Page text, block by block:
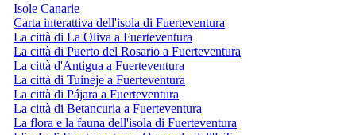
Isole Canarie
Carta interattiva dell'isola di Fuerteventura
La città di La Oliva a Fuerteventura
La città di Puerto del Rosario a Fuerteventura
La città d'Antigua a Fuerteventura
La città di Tuineje a Fuerteventura
La città di Pájara a Fuerteventura
La città di Betancuria a Fuerteventura
La flora e la fauna dell'isola di Fuerteventura